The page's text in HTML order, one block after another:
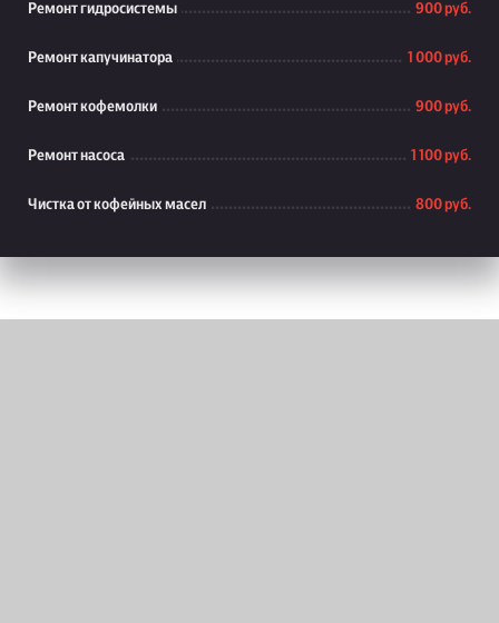
Ремонт гидросистемы 900 руб.
Ремонт капучинатора 1 000 руб.
Ремонт кофемолки 900 руб.
Ремонт насоса 1 100 руб.
Чистка от кофейных масел 800 руб.